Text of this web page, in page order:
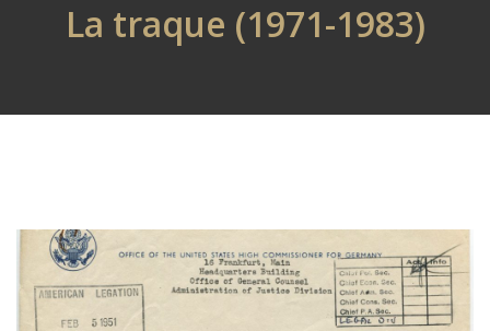
La traque (1971-1983)